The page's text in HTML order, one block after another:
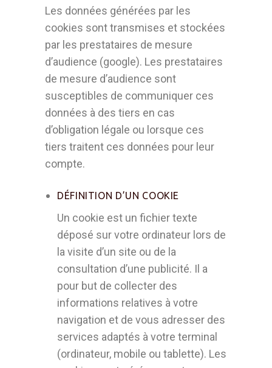
Les données générées par les
cookies sont transmises et stockées
par les prestataires de mesure
d’audience (google). Les prestataires
de mesure d’audience sont
susceptibles de communiquer ces
données à des tiers en cas
d’obligation légale ou lorsque ces
tiers traitent ces données pour leur
compte.
DÉFINITION D’UN COOKIE
Un cookie est un fichier texte
déposé sur votre ordinateur lors de
la visite d’un site ou de la
consultation d’une publicité. Il a
pour but de collecter des
informations relatives à votre
navigation et de vous adresser des
services adaptés à votre terminal
(ordinateur, mobile ou tablette). Les